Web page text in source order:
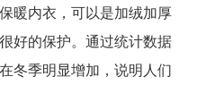
暖内衣，可以是加绒加厚
好的保护。通过统计数据
冬季明显增加，说明人们